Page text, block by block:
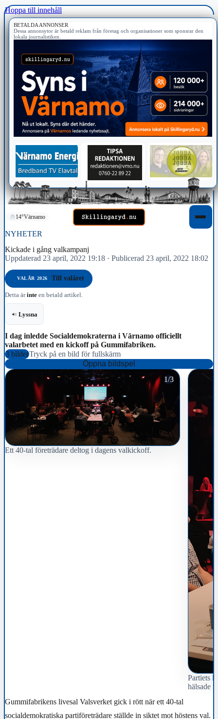
Hoppa till innehåll
BETALDA ANNONSER
Dessa annonsytor är betald reklam från företag och organisationer som sponsrar den
lokala journalistiken.
14°Värnamo
NYHETER
Kickade i gång valkampanj
Uppdaterad 23 april, 2022 19:18 · Publicerad 23 april, 2022 18:02
VALÅR 2026 Till valåret
Detta ärinte en betald artikel.
Lyssna
I dag inledde Socialdemokraterna i Värnamo officiellt
valarbetet med en kickoff på Gummifabriken.
3 bilderTryck på en bild för fullskärm
Öppna bildspel
1/3
Ett 40-tal företrädare deltog i dagens valkickoff.
Partiets
hälsade
Gummifabrikens livesal Valsverket gick i rött när ett 40-tal
socialdemokratiska partiföreträdare ställde in siktet mot höstens val.